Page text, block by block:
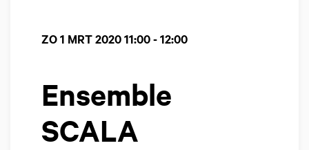
Ensemble
SCALA
ZO 1 MRT 202011:00 - 12:00